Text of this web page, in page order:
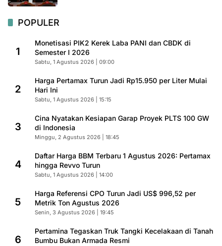
POPULER
1
Monetisasi PIK2 Kerek Laba PANI dan CBDK di
Semester I 2026
Sabtu, 1 Agustus 2026 | 09:00
2
Harga Pertamax Turun Jadi Rp15.950 per Liter Mulai
Hari Ini
Sabtu, 1 Agustus 2026 | 15:15
3
Cina Nyatakan Kesiapan Garap Proyek PLTS 100 GW
di Indonesia
Minggu, 2 Agustus 2026 | 18:45
4
Daftar Harga BBM Terbaru 1 Agustus 2026: Pertamax
hingga Revvo Turun
Sabtu, 1 Agustus 2026 | 14:00
5
Harga Referensi CPO Turun Jadi US$ 996,52 per
Metrik Ton Agustus 2026
Senin, 3 Agustus 2026 | 19:45
6
Pertamina Tegaskan Truk Tangki Kecelakaan di Tanah
Bumbu Bukan Armada Resmi